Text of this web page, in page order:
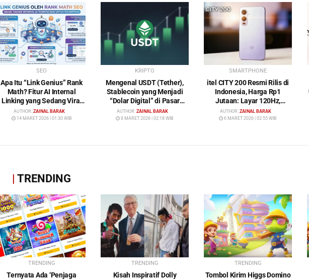
SEO
Apa Itu “Link Genius” Rank
Math? Fitur AI Internal
Linking yang Sedang Viral
di Dunia SEO
AUTHOR: ZAINAL BARAK
14 MARET 2026 | 01:30 WIB
KRIPTO
Mengenal USDT (Tether),
Stablecoin yang Menjadi
“Dolar Digital” di Pasar
Kripto
AUTHOR: ZAINAL BARAK
8 MARET 2026 | 02:18 WIB
SMARTPHONE
itel CITY 200 Resmi Rilis di
Indonesia, Harga Rp1
Jutaan: Layar 120Hz,
Kamera 50MP, NFC dan
Baterai 5200 mAh
AUTHOR: ZAINAL BARAK
6 MARET 2026 | 02:55 WIB
| TRENDING
TRENDING
Ternyata Ada ‘Penjaga
TRENDING
Kisah Inspiratif Dolly
TRENDING
Tombol Kirim Higgs Domino